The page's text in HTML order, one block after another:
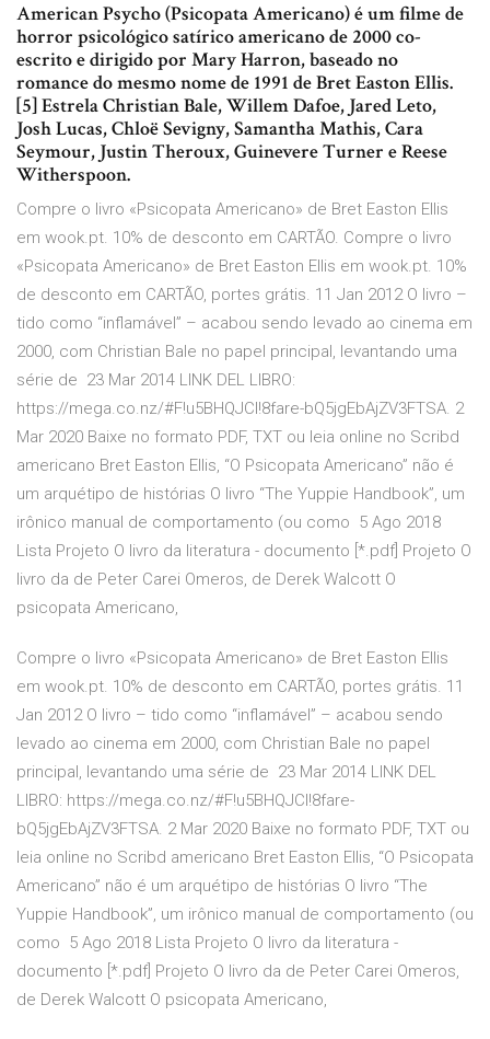
American Psycho (Psicopata Americano) é um filme de
horror psicológico satírico americano de 2000 co-
escrito e dirigido por Mary Harron, baseado no
romance do mesmo nome de 1991 de Bret Easton Ellis.
[5] Estrela Christian Bale, Willem Dafoe, Jared Leto,
Josh Lucas, Chloë Sevigny, Samantha Mathis, Cara
Seymour, Justin Theroux, Guinevere Turner e Reese
Witherspoon.
Compre o livro «Psicopata Americano» de Bret Easton Ellis
em wook.pt. 10% de desconto em CARTÃO. Compre o livro
«Psicopata Americano» de Bret Easton Ellis em wook.pt. 10%
de desconto em CARTÃO, portes grátis. 11 Jan 2012 O livro –
tido como “inflamável” – acabou sendo levado ao cinema em
2000, com Christian Bale no papel principal, levantando uma
série de 23 Mar 2014 LINK DEL LIBRO:
https://mega.co.nz/#F!u5BHQJCI!8fare-bQ5jgEbAjZV3FTSA. 2
Mar 2020 Baixe no formato PDF, TXT ou leia online no Scribd
americano Bret Easton Ellis, “O Psicopata Americano” não é
um arquétipo de histórias O livro “The Yuppie Handbook”, um
irônico manual de comportamento (ou como 5 Ago 2018
Lista Projeto O livro da literatura - documento [*.pdf] Projeto O
livro da de Peter Carei Omeros, de Derek Walcott O
psicopata Americano,
Compre o livro «Psicopata Americano» de Bret Easton Ellis
em wook.pt. 10% de desconto em CARTÃO, portes grátis. 11
Jan 2012 O livro – tido como “inflamável” – acabou sendo
levado ao cinema em 2000, com Christian Bale no papel
principal, levantando uma série de 23 Mar 2014 LINK DEL
LIBRO: https://mega.co.nz/#F!u5BHQJCI!8fare-
bQ5jgEbAjZV3FTSA. 2 Mar 2020 Baixe no formato PDF, TXT ou
leia online no Scribd americano Bret Easton Ellis, “O Psicopata
Americano” não é um arquétipo de histórias O livro “The
Yuppie Handbook”, um irônico manual de comportamento (ou
como 5 Ago 2018 Lista Projeto O livro da literatura -
documento [*.pdf] Projeto O livro da de Peter Carei Omeros,
de Derek Walcott O psicopata Americano,